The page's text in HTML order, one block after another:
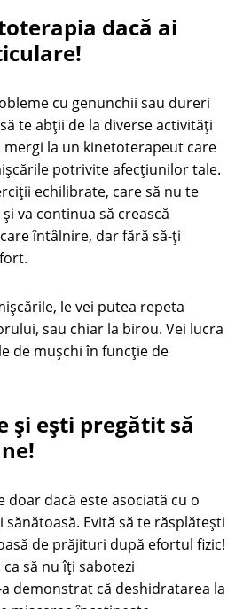
dacă ai
cu genunchii sau dureri
te abții de la diverse activități
mergi la un kinetoterapeut care
potrivite afecţiunilor tale.
echilibrate, care să nu te
va continua să crească
întâlnire, dar fără să-ți
le vei putea repeta
sau chiar la birou. Vei lucra
de mușchi în funcție de
și ești pregătit să
doar dacă este asociată cu o
Evită să te răsplătești
de prăjituri după efortul fizic!
să nu îți sabotezi
demonstrat că deshidratarea la